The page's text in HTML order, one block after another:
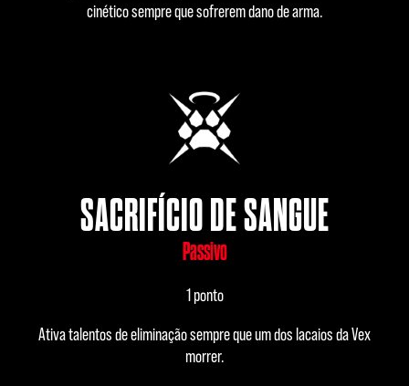
cinético sempre que sofrerem dano de arma.
SACRIFÍCIO DE SANGUE
Passivo
1 ponto
Ativa talentos de eliminação sempre que um dos lacaios da Vex
morrer.